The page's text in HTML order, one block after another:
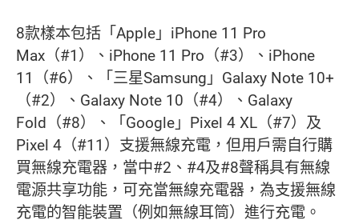
8款樣本包括「Apple」iPhone 11 Pro
Max（#1）、iPhone 11 Pro（#3）、iPhone
11（#6）、「三星Samsung」Galaxy Note 10+
（#2）、Galaxy Note 10（#4）、Galaxy
Fold（#8）、「Google」Pixel 4 XL（#7）及
Pixel 4（#11）支援無線充電，但用戶需自行購
買無線充電器，當中#2、#4及#8聲稱具有無線
電源共享功能，可充當無線充電器，為支援無線
充電的智能裝置（例如無線耳筒）進行充電。